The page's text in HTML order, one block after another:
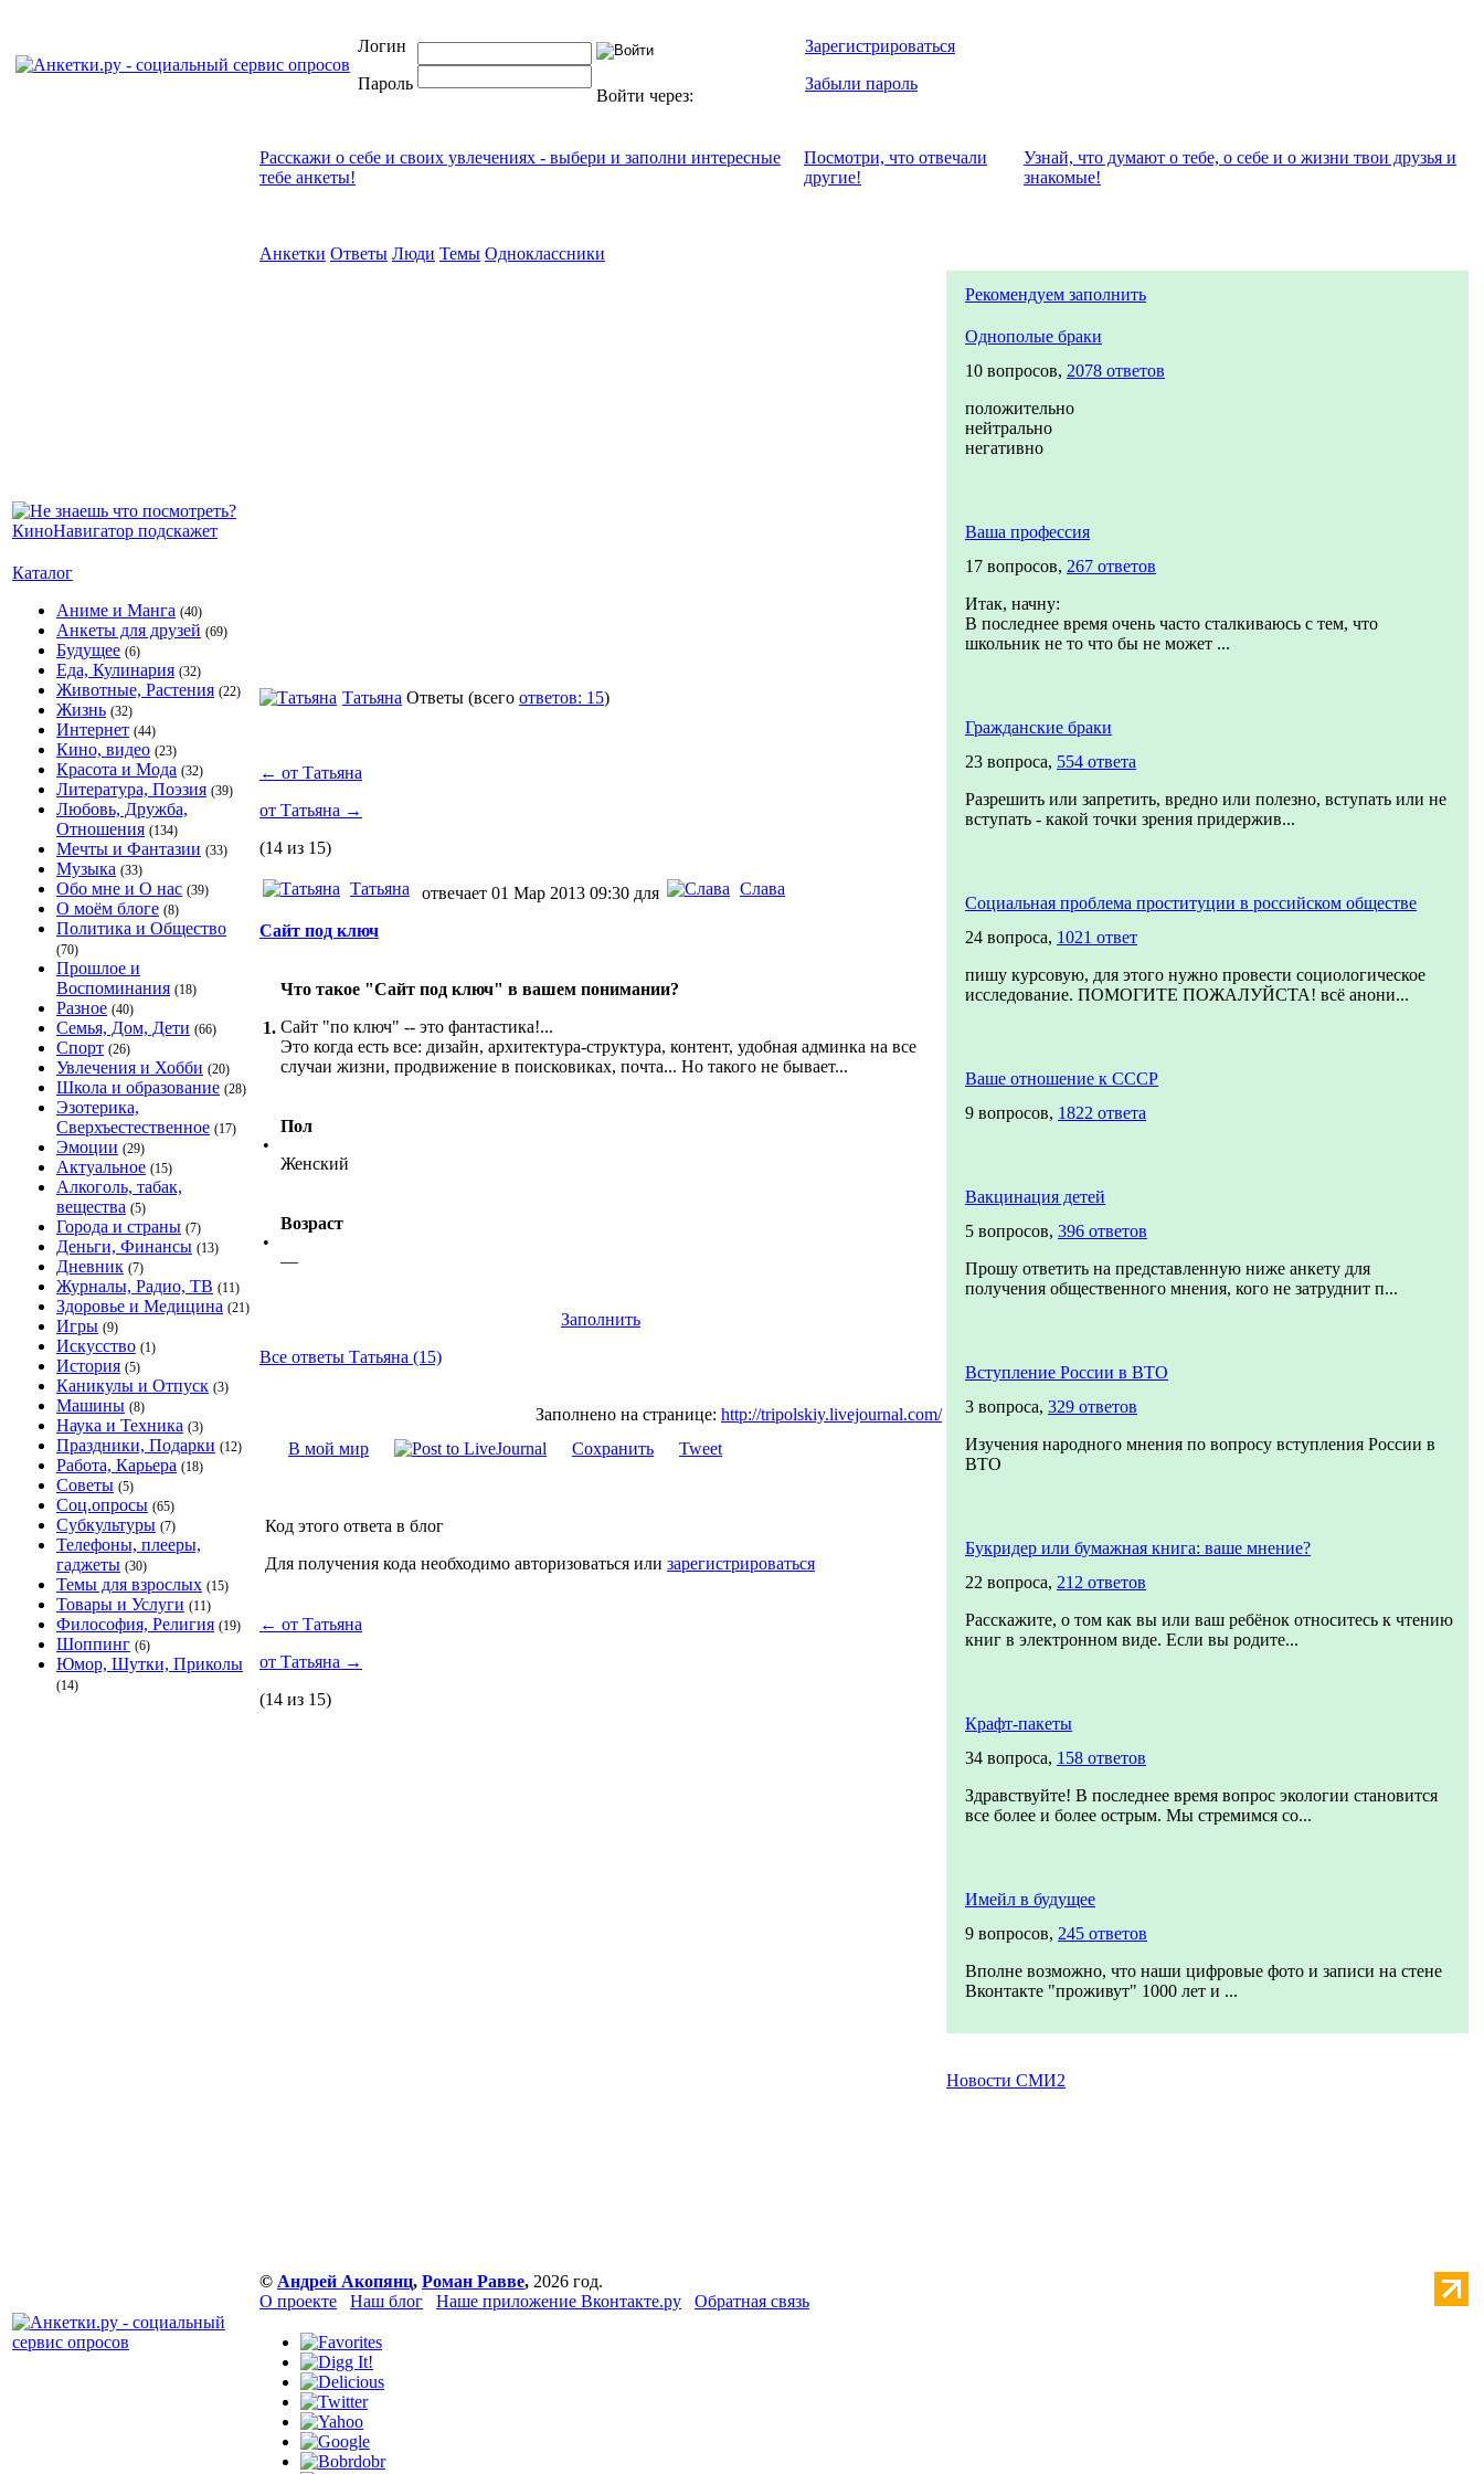
Логин
Пароль
Войти через:
Зарегистрироваться
Забыли пароль
Каталог
Аниме и Манга (40)
Анкеты для друзей (69)
Будущее (6)
Еда, Кулинария (32)
Животные, Растения (22)
Жизнь (32)
Интернет (44)
Кино, видео (23)
Красота и Мода (32)
Литература, Поэзия (39)
Любовь, Дружба,
Отношения (134)
Мечты и Фантазии (33)
Музыка (33)
Обо мне и О нас (39)
О моём блоге (8)
Политика и Общество
(70)
Прошлое и
Воспоминания (18)
Разное (40)
Семья, Дом, Дети (66)
Спорт (26)
Увлечения и Хобби (20)
Школа и образование (28)
Эзотерика,
Сверхъестественное (17)
Эмоции (29)
Актуальное (15)
Алкоголь, табак,
вещества (5)
Города и страны (7)
Деньги, Финансы (13)
Дневник (7)
Журналы, Радио, ТВ (11)
Здоровье и Медицина (21)
Игры (9)
Искусство (1)
История (5)
Каникулы и Отпуск (3)
Машины (8)
Наука и Техника (3)
Праздники, Подарки (12)
Работа, Карьера (18)
Советы (5)
Соц.опросы (65)
Субкультуры (7)
Телефоны, плееры,
гаджеты (30)
Темы для взрослых (15)
Товары и Услуги (11)
Философия, Религия (19)
Шоппинг (6)
Юмор, Шутки, Приколы
(14)
Расскажи о себе и своих увлечениях - выбери и заполни интересные
тебе анкеты!
Посмотри, что отвeчали
другие!
Узнай, что думают о тебе, о себе и о жизни твои друзья и
знакомые!
Анкетки Ответы Люди Темы Одноклассники
Татьяна Ответы (всего ответов: 15)
← от Татьяна
от Татьяна →
(14 из 15)
Татьяна отвечает 01 Мар 2013 09:30 для Слава
Сайт под ключ
1.
Что такое "Сайт под ключ" в вашем понимании?
Сайт "по ключ" -- это фантастика!...
Это когда есть все: дизайн, архитектура-структура, контент, удобная админка на все
случаи жизни, продвижение в поисковиках, почта... Но такого не бывает...
•
Пол
Женский
•
Возраст
—
Заполнить
Все ответы Татьяна (15)
Заполнено на странице: http://tripolskiy.livejournal.com/
В мой мир
Сохранить Tweet
Код этого ответа в блог
Для получения кода необходимо авторизоваться или зарегистрироваться
← от Татьяна
от Татьяна →
(14 из 15)
Рекомендуем заполнить
Однополые браки
10 вопросов, 2078 ответов
положительно
нейтрально
негативно
Ваша профессия
17 вопросов, 267 ответов
Итак, начну:
В последнее время очень часто сталкиваюсь с тем, что
школьник не то что бы не может ...
Гражданские браки
23 вопроса, 554 ответа
Разрешить или запретить, вредно или полезно, вступать или не
вступать - какой точки зрения придержив...
Социальная проблема проституции в российском обществе
24 вопроса, 1021 ответ
пишу курсовую, для этого нужно провести социологическое
исследование. ПОМОГИТЕ ПОЖАЛУЙСТА! всё анони...
Ваше отношение к СССР
9 вопросов, 1822 ответа
Вакцинация детей
5 вопросов, 396 ответов
Прошу ответить на представленную ниже анкету для
получения общественного мнения, кого не затруднит п...
Вступление России в ВТО
3 вопроса, 329 ответов
Изучения народного мнения по вопросу вступления России в
ВТО
Букридер или бумажная книга: ваше мнение?
22 вопроса, 212 ответов
Расскажите, о том как вы или ваш ребёнок относитесь к чтению
книг в электронном виде. Если вы родите...
Крафт-пакеты
34 вопроса, 158 ответов
Здравствуйте! В последнее время вопрос экологии становится
все более и более острым. Мы стремимся со...
Имейл в будущее
9 вопросов, 245 ответов
Вполне возможно, что наши цифровые фото и записи на стене
Вконтакте "проживут" 1000 лет и ...
Новости СМИ2
© Андрей Акопянц, Роман Равве, 2026 год.
О проекте
Наш блог Наше приложение Вконтакте.ру Обратная связь